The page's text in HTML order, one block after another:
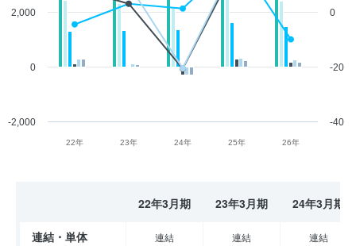
22年 23年 24年 25年 26年
-2,000
0
2,000
-40
-20
0
22年3月期 23年3月期 24年3月期
連結・単体 連結 連結 連結